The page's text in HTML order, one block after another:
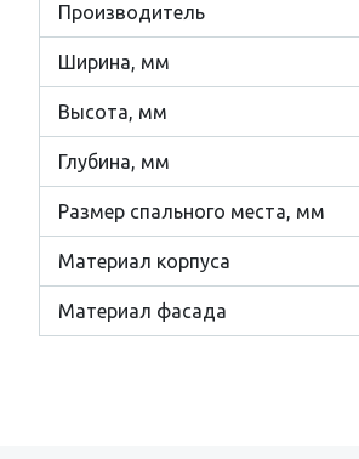
Производитель
Ширина, мм
Высота, мм
Глубина, мм
Размер cпального места, мм
Материал корпуса
Материал фасада